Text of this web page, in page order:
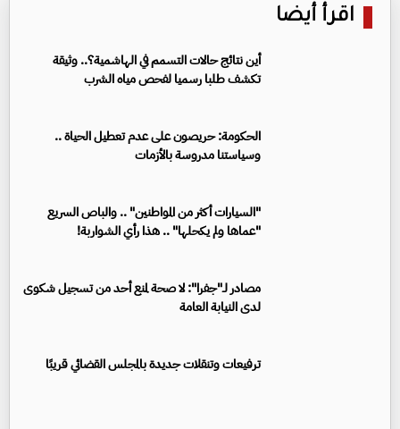
اقرأ أيضا
أين نتائج حالات التسمم في الهاشمية؟.. وثيقة
تكشف طلبا رسميا لفحص مياه الشرب
الحكومة: حريصون على عدم تعطيل الحياة ..
وسياستنا مدروسة بالأزمات
"السيارات أكثر من المواطنين" .. والباص السريع
"عماها ولم يكحلها" .. هذا رأي الشواربة!
مصادر لـ"جفرا": لا صحة لمنع أحد من تسجيل شكوى
لدى النيابة العامة
ترفيعات وتنقلات جديدة بالمجلس القضائي قريبًا